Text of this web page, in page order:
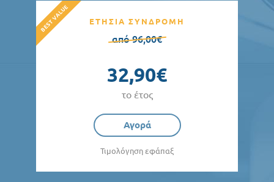
ΕΤΗΣΙΑ ΣΥΝΔΡΟΜΗ
από 96,00€
32,90€
το έτος
Αγορά
Τιμολόγηση εφάπαξ